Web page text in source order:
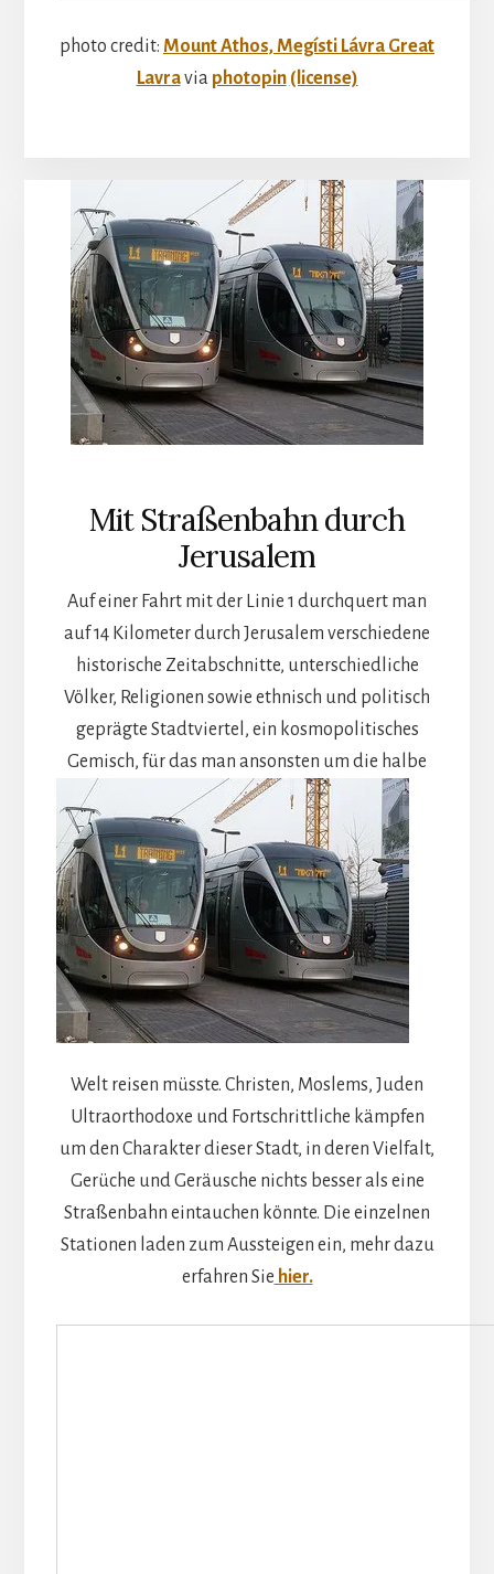
photo credit: Mount Athos, Megísti Lávra Great
Lavravia photopin (license)
Mit Straßenbahn durch
Jerusalem
Auf einer Fahrt mit der Linie 1 durchquert man
auf 14 Kilometer durch Jerusalem verschiedene
historische Zeitabschnitte, unterschiedliche
Völker, Religionen sowie ethnisch und politisch
geprägte Stadtviertel, ein kosmopolitisches
Gemisch, für das man ansonsten um die halbe
Welt reisen müsste. Christen, Moslems, Juden
Ultraorthodoxe und Fortschrittliche kämpfen
um den Charakter dieser Stadt, in deren Vielfalt,
Gerüche und Geräusche nichts besser als eine
Straßenbahn eintauchen könnte. Die einzelnen
Stationen laden zum Aussteigen ein, mehr dazu
erfahren Sie hier.